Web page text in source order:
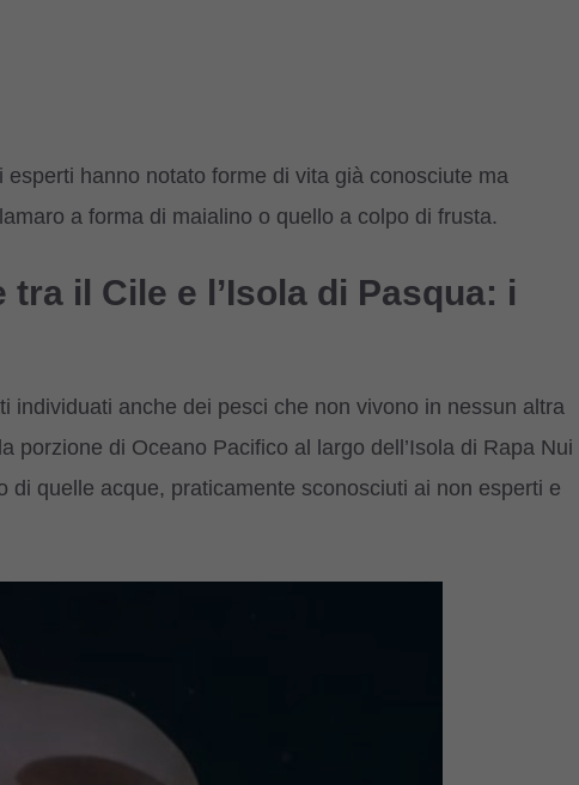
esperti hanno notato forme di vita già conosciute ma
a forma di maialino o quello a colpo di frusta.
il Cile e l’Isola di Pasqua: i
individuati anche dei pesci che non vivono in nessun altra
porzione di Oceano Pacifico al largo dell’Isola di Rapa Nui
quelle acque, praticamente sconosciuti ai non esperti e